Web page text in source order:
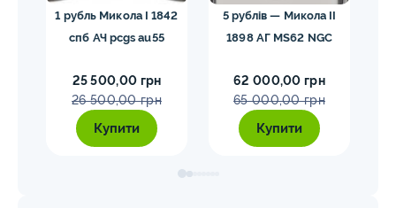
1 рубль Микола I 1842
спб АЧ pcgs au55
25 500,00 грн
26 500,00 грн
Купити
5 рублів — Микола II
1898 АГ MS62 NGC
62 000,00 грн
65 000,00 грн
Купити